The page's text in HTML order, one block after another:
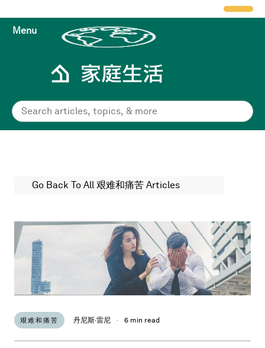
Menu
Go Back To All 艰难和痛苦 Articles
艰难和痛苦 丹尼斯·雷尼 · 6 min read